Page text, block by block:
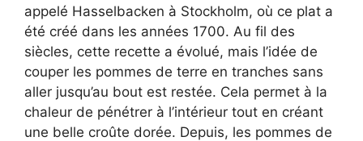
appelé Hasselbacken à Stockholm, où ce plat a
été créé dans les années 1700. Au fil des
siècles, cette recette a évolué, mais l’idée de
couper les pommes de terre en tranches sans
aller jusqu’au bout est restée. Cela permet à la
chaleur de pénétrer à l’intérieur tout en créant
une belle croûte dorée. Depuis, les pommes de